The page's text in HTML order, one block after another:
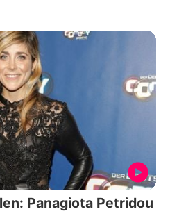
Panagiota Petridou